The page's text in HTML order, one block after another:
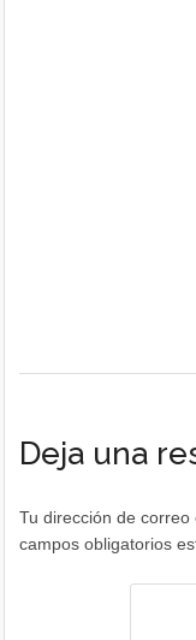
Deja una
Tu dirección de
campos obligatorios